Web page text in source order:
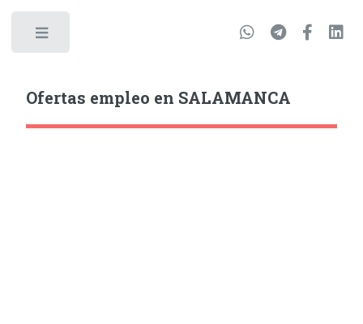
Ofertas empleo en SALAMANCA